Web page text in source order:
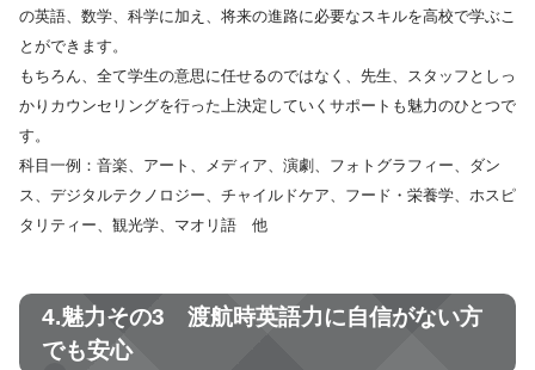
の英語、数学、科学に加え、将来の進路に必要なスキルを高校で学ぶこ
とができます。
もちろん、全て学生の意思に任せるのではなく、先生、スタッフとしっ
かりカウンセリングを行った上決定していくサポートも魅力のひとつで
す。
科目一例：音楽、アート、メディア、演劇、フォトグラフィー、ダン
ス、デジタルテクノロジー、チャイルドケア、フード・栄養学、ホスピ
タリティー、観光学、マオリ語 他
4.魅力その3 渡航時英語力に自信がない方
でも安心